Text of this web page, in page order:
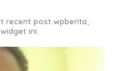
recent post wpberita,
ini.